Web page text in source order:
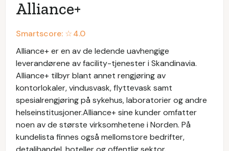
Alliance+
Smartscore: ☆4.0
Alliance+ er en av de ledende uavhengige
leverandørene av facility-tjenester i Skandinavia.
Alliance+ tilbyr blant annet rengjøring av
kontorlokaler, vindusvask, flyttevask samt
spesialrengjøring på sykehus, laboratorier og andre
helseinstitusjoner.Alliance+ sine kunder omfatter
noen av de største virksomhetene i Norden. På
kundelista finnes også mellomstore bedrifter,